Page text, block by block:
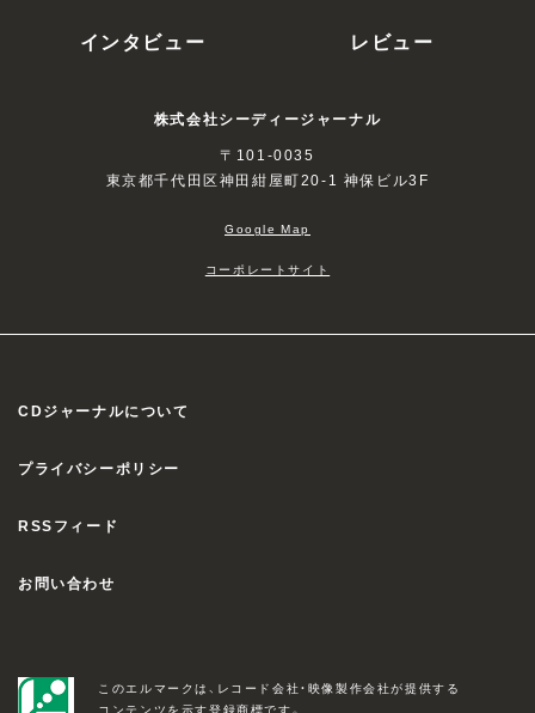
インタビュー
レビュー
株式会社シーディージャーナル
〒101-0035
東京都千代田区神田紺屋町20-1 神保ビル3F
Google Map
コーポレートサイト
CDジャーナルについて
プライバシーポリシー
RSSフィード
お問い合わせ
このエルマークは、レコード会社・映像製作会社が提供する
コンテンツを示す登録商標です。